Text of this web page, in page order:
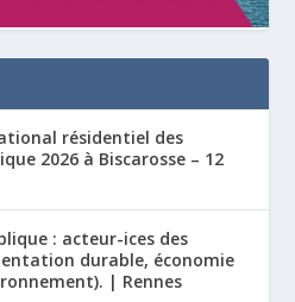
résidentiel des
2026 à Biscarosse – 12
: acteur-ices des
durable, économie
| Rennes